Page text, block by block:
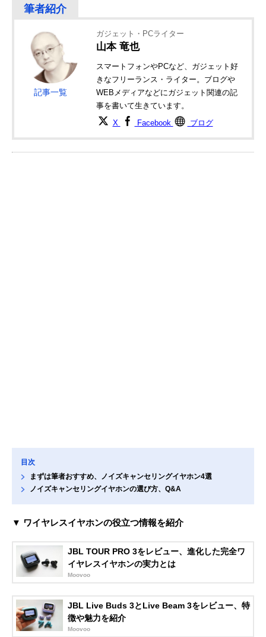
記事一覧
ガジェット・PCライター
山本 竜也
スマートフォンやPCなど、ガジェット好
きなフリーランス・ライター。ブログや
WEBメディアなどにガジェット関連の記
事を書いて生きています。
X Facebook ブログ
目次
まずは筆者おすすめ、ノイズキャンセリングイヤホン4選
ノイズキャンセリングイヤホンの選び方、Q&A
▼ ワイヤレスイヤホンの役立つ情報を紹介
JBL TOUR PRO 3をレビュー、進化した完全ワ
イヤレスイヤホンの実力とは
Moovoo
JBL Live Buds 3とLive Beam 3をレビュー、特
徴や魅力を紹介
Moovoo